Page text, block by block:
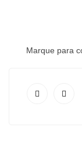
Marque para